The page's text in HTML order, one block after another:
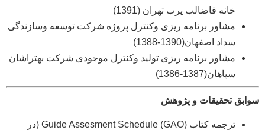
خانه قاضالب یرب تهران (1391)
مشاور برنامه ریزی وکنترل پروژه شرکت توسعه وسازندگی
سداد اصفهان(1390-1388)
مشاور برنامه ریزی تولید وکنترل موجودی شرکت بهتراشان
سپاهان(1387-1386)
سوابق تحقیقات و پژوهش
ترجمه کتاب (GAO) Guide Assesment Schedule (در